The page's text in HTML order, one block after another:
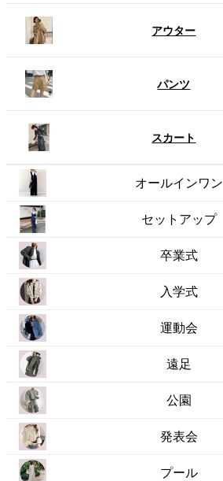
アウター
パンツ
スカート
オールインワン
セットアップ
卒業式
入学式
運動会
遠足
公園
発表会
プール